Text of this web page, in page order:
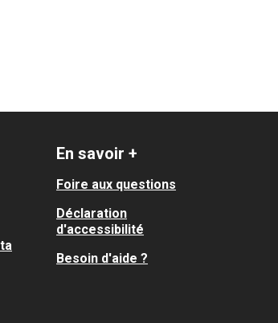
En savoir +
Foire aux questions
Déclaration
d'accessibilité
Besoin d'aide ?